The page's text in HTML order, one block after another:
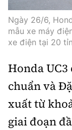
Tòa soạn: Số 2
Hà Nội.
Hotline: 0967
Liên hệ quảng
Ngày 26/6,
mẫu xe máy
xe điện tại 20
Honda
chuẩn và
xuất từ
giai đoạn